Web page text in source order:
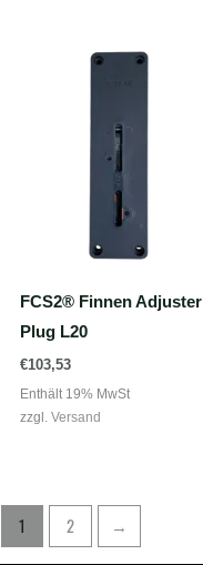
FCS2® Finnen Adjuster
Plug L20
€103,53
Enthält 19% MwSt
zzgl. Versand
1 2 →